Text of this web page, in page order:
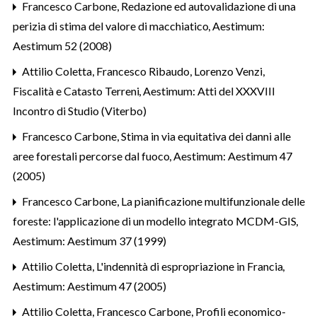
Francesco Carbone, Redazione ed autovalidazione di una
perizia di stima del valore di macchiatico,Aestimum:
Aestimum 52 (2008)
Attilio Coletta, Francesco Ribaudo, Lorenzo Venzi,
Fiscalità e Catasto Terreni,Aestimum: Atti del XXXVIII
Incontro di Studio (Viterbo)
Francesco Carbone,Stima in via equitativa dei danni alle
aree forestali percorse dal fuoco,Aestimum: Aestimum 47
(2005)
Francesco Carbone, La pianificazione multifunzionale delle
foreste: l'applicazione di un modello integrato MCDM-GIS,
Aestimum: Aestimum 37 (1999)
Attilio Coletta, L'indennità di espropriazione in Francia,
Aestimum: Aestimum 47 (2005)
Attilio Coletta, Francesco Carbone, Profili economico-